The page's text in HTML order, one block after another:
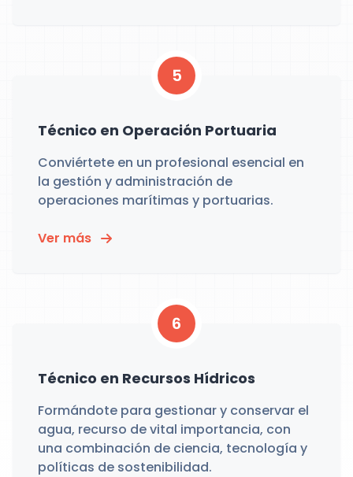
5
Técnico en Operación Portuaria
Conviértete en un profesional esencial en
la gestión y administración de
operaciones marítimas y portuarias.
Ver más
6
Técnico en Recursos Hídricos
Formándote para gestionar y conservar el
agua, recurso de vital importancia, con
una combinación de ciencia, tecnología y
políticas de sostenibilidad.